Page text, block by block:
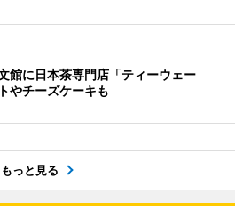
館に日本茶専門店「ティーウェー
やチーズケーキも
もっと見る